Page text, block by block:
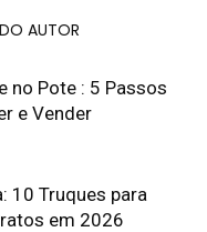
AUTOR
no Pote : 5 Passos
e Vender
10 Truques para
em 2026